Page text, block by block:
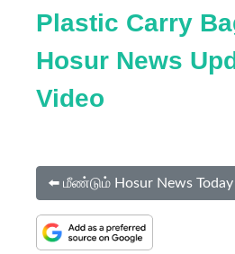
Plastic Carry
Hosur News
Video
⬅️ மீண்டும் Hosur News Today